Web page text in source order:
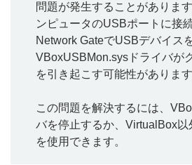
問題が発生することがありま
ンピュータのUSBポートに接
Network GateでUSBデバイス
VBoxUSBMon.sysドライバが
を引き起こす可能性があります
この問題を解決するには、
バを停止するか、VirtualBox以
を使用できます。